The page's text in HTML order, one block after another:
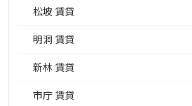
松坡 賃貸
明洞 賃貸
新林 賃貸
市庁 賃貸